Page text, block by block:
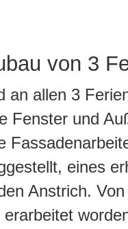
von 3
an allen 3
Fenster und
eines
Anstrich.